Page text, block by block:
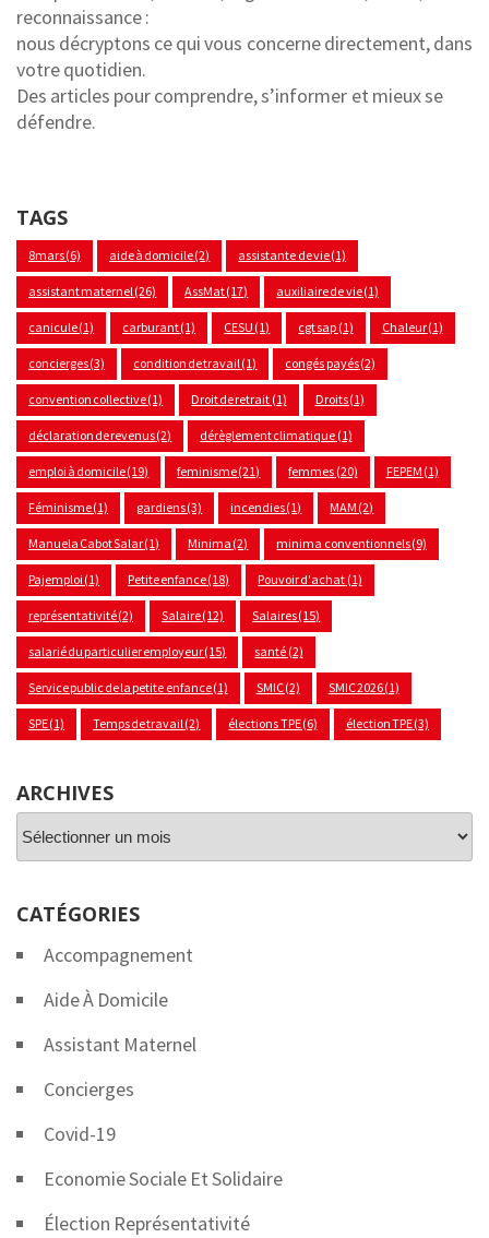
reconnaissance :
nous décryptons ce qui vous concerne directement, dans
votre quotidien.
Des articles pour comprendre, s’informer et mieux se
défendre.
TAGS
8mars(6) aide à domicile(2) assistante de vie(1)
assistant maternel(26) AssMat(17) auxiliaire de vie(1)
canicule(1) carburant(1) CESU (1) cgt sap (1) Chaleur(1)
concierges(3) condition de travail(1) congés payés(2)
convention collective(1) Droit de retrait (1) Droits(1)
déclaration de revenus(2) dérèglement climatique (1)
emploi à domicile(19) feminisme(21) femmes (20) FEPEM (1)
Féminisme(1) gardiens(3) incendies(1) MAM (2)
Manuela Cabot Salar(1) Minima (2) minima conventionnels(9)
Pajemploi (1) Petite enfance(18) Pouvoir d'achat (1)
représentativité(2) Salaire(12) Salaires(15)
salarié du particulier employeur(15) santé (2)
Service public de la petite enfance(1) SMIC(2) SMIC 2026(1)
SPE(1) Temps de travail(2) élections TPE(6) élection TPE(3)
ARCHIVES
CATÉGORIES
Accompagnement
Aide À Domicile
Assistant Maternel
Concierges
Covid-19
Economie Sociale Et Solidaire
Élection Représentativité